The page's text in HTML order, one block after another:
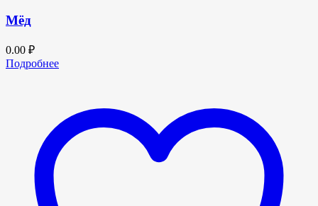
Мёд
0.00 ₽
Подробнее